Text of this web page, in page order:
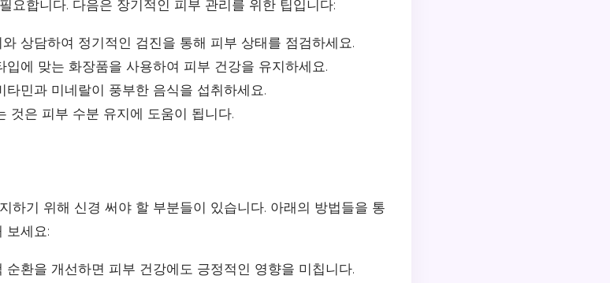
요합니다. 다음은 장기적인 피부 관리를 위한 팁입니다:
상담하여 정기적인 검진을 통해 피부 상태를 점검하세요.
입에 맞는 화장품을 사용하여 피부 건강을 유지하세요.
타민과 미네랄이 풍부한 음식을 섭취하세요.
것은 피부 수분 유지에 도움이 됩니다.
하기 위해 신경 써야 할 부분들이 있습니다. 아래의 방법들을 통
보세요:
환을 개선하면 피부 건강에도 긍정적인 영향을 미칩니다.